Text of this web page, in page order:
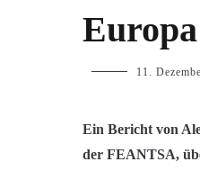
Europa
p.geschwendtner
11.
Ein Bericht von
der FEANTSA,